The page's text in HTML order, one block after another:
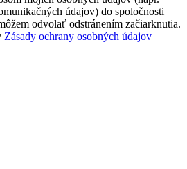
údajov) do spoločnosti
odvolať odstránením začiarknutia.
Zásady ochrany osobných údajov